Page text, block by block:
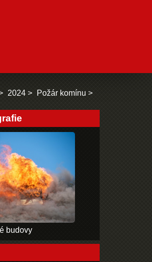
2024
Požár komínu
budovy